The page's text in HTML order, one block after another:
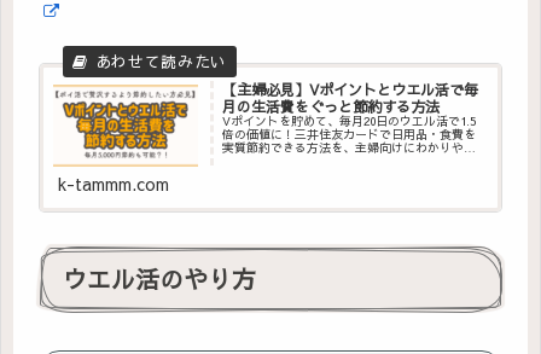
【主婦必見】Vポイントとウエル活で毎
月の生活費をぐっと節約する方法
Vポイントを貯めて、毎月20日のウエル活で1.5
倍の価値に！三井住友カードで日用品・食費を
実質節約できる方法を、主婦向けにわかりやす
k-tammm.com
ウエル活のやり方